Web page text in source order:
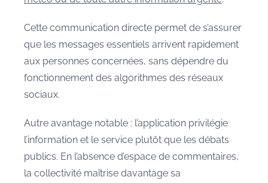
Cette communication directe permet de s’assurer
que les messages essentiels arrivent rapidement
aux personnes concernées, sans dépendre du
fonctionnement des algorithmes des réseaux
sociaux.
Autre avantage notable : l’application privilégie
l’information et le service plutôt que les débats
publics. En l’absence d’espace de commentaires,
la collectivité maîtrise davantage sa